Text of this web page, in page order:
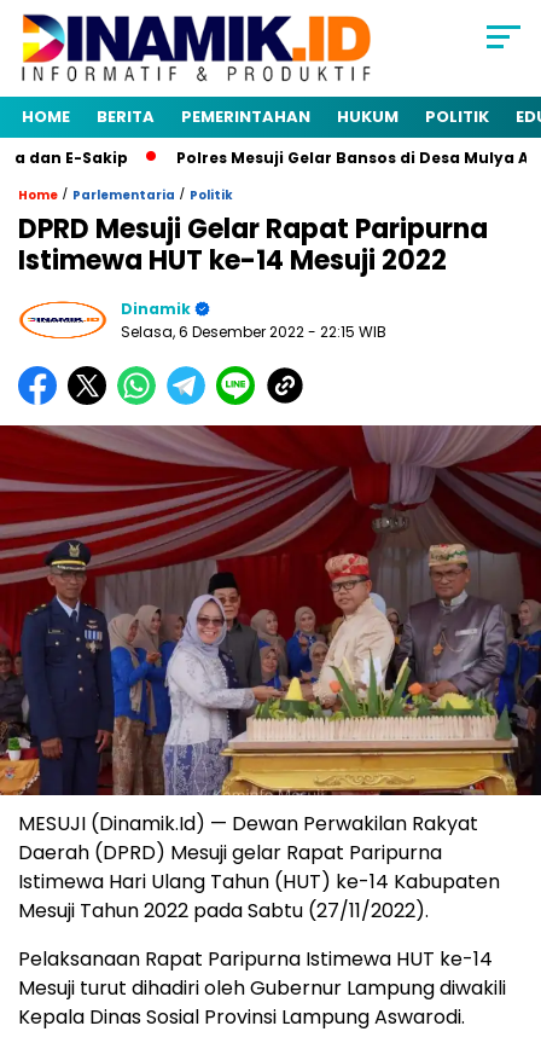
HOME BERITA PEMERINTAHAN HUKUM POLITIK
E-Sakip Polres Mesuji Gelar Bansos di Desa Mulya
Home / Parlementaria / Politik
DPRD Mesuji Gelar Rapat Paripurna
Istimewa HUT ke-14 Mesuji 2022
Dinamik
Selasa, 6 Desember 2022- 22:15 WIB
MESUJI (Dinamik.Id) — Dewan Perwakilan Rakyat
Daerah (DPRD) Mesuji gelar Rapat Paripurna
Istimewa Hari Ulang Tahun (HUT) ke-14 Kabupaten
Mesuji Tahun 2022 pada Sabtu (27/11/2022).
Pelaksanaan Rapat Paripurna Istimewa HUT ke-14
Mesuji turut dihadiri oleh Gubernur Lampung diwakili
Kepala Dinas Sosial Provinsi Lampung Aswarodi.